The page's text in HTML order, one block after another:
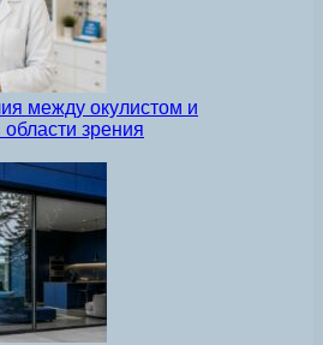
между окулистом и
зрения